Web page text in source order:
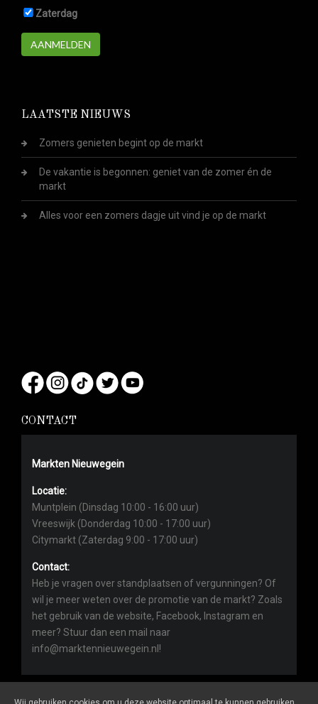
Zaterdag
AANMELDEN
LAATSTE NIEUWS
Zomers genieten begint op de markt
De vakantie is begonnen: geniet van de zomer én de
markt
Alles voor een zomers dagje uit vind je op de markt
CONTACT
Markten Nieuwegein
Locatie:
Muntplein (Dinsdag 10:00 - 16:00 uur)
Vreeswijk (Donderdag 10:00 - 17:00 uur)
Citymarkt (Zaterdag 9:00 - 17:00 uur)
Contact:
Heb je vragen over standplaatsen of vergunningen? Of
wil je meer weten over de promotie van de markt? Zoals
het gebruik van de website, Facebook, Instagram en
meer? Stuur dan een mail naar
info@marktennieuwegein.nl!